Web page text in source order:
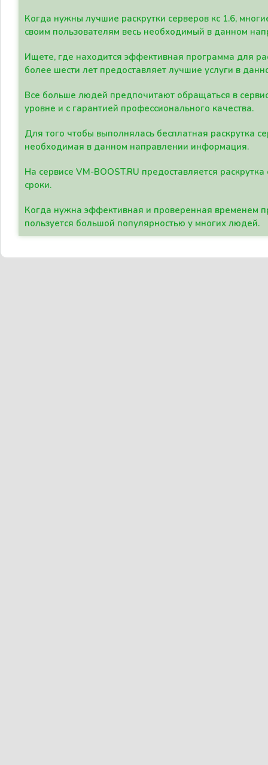
Когда нужны лучшие раскрутки серверов кс 1.6,
своим пользователям весь необходимый в данном
Ищете, где находится эффективная программа для
более шести лет предоставляет лучшие услуги в
Все больше людей предпочитают обращаться в
уровне и с гарантией профессионального качества.
Для того чтобы выполнялась бесплатная раскрутка
необходимая в данном направлении информация.
На сервисе VM-BOOST.RU предоставляется
сроки.
Когда нужна эффективная и проверенная временем
пользуется большой популярностью у многих людей.